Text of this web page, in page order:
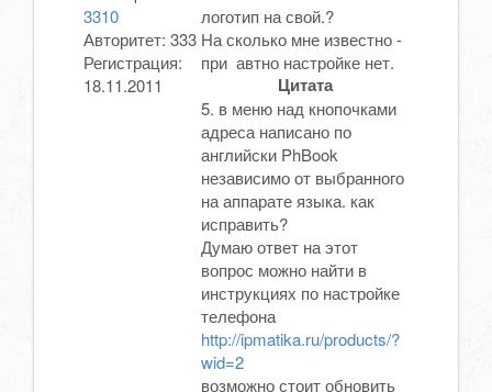
3310
Авторитет: 333
Регистрация:
18.11.2011
логотип на свой.?
На сколько мне известно -
при автно настройке нет.
Цитата
5. в меню над кнопочками
адреса написано по
английски PhBook
независимо от выбранного
на аппарате языка. как
исправить?
Думаю ответ на этот
вопрос можно найти в
инструкциях по настройке
телефона
http://ipmatika.ru/products/?
wid=2
возможно стоит обновить